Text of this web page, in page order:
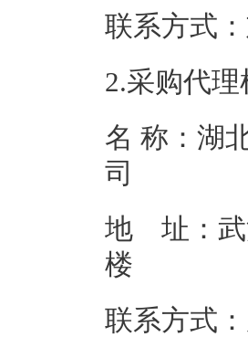
联系方
2.采购代
名 称：湖
地 址：武
联系方式